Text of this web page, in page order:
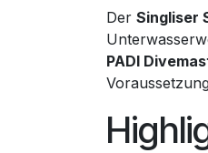
Der Singliser
PADI